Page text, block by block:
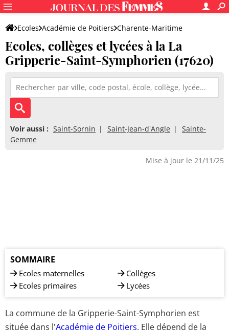
Ecoles Académie de Poitiers Charente-Maritime
Ecoles, collèges et lycées à la La
Gripperie-Saint-Symphorien (17620)
Voir aussi : Saint-Sornin Saint-Jean-d'Angle
Sainte-
Gemme
Mise à jour le 21/11/25
SOMMAIRE
Ecoles maternelles
Ecoles primaires
Collèges
Lycées
La commune de la Gripperie-Saint-Symphorien est
située dans l'Académie de Poitiers. Elle dépend de la